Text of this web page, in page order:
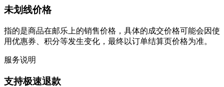
未划线价格
指的是商品在邮乐上的销售价格，具体的成交价格可能会因使
用优惠券、积分等发生变化，最终以订单结算页价格为准。
服务说明
支持极速退款